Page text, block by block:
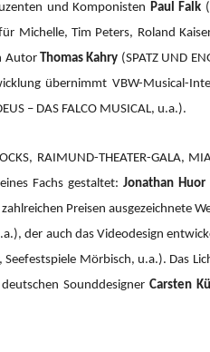
und Komponisten Paul Falk
Michelle, Tim Peters, Roland
Autor Thomas Kahry (SPATZ UND
übernimmt VBW-Musical-
– DAS FALCO MUSICAL, u.a.).
RAIMUND-THEATER-GALA,
Fachs gestaltet: Jonathan Huor
Preisen ausgezeichnete
u.a.), der auch das Videodesign
Mörbisch, u.a.). Das
deutschen Sounddesigner Carsten